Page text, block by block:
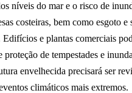
níveis do mar e o risco de
costeiras, bem como esgoto e
Edifícios e plantas comerciais
proteção de tempestades e
envelhecida precisará ser
climáticos mais extremos.